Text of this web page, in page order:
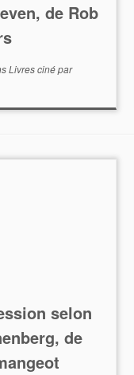
de Rob
Livres cinépar
selon
de